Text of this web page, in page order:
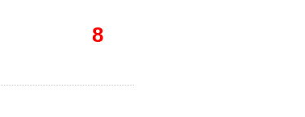
8